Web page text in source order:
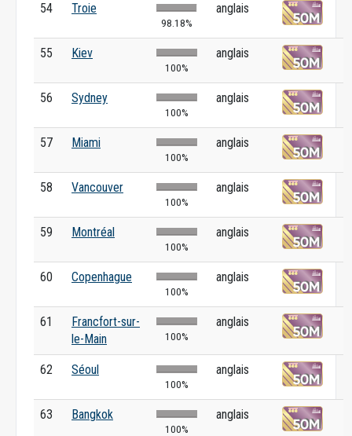
54 Troie
98.18%
anglais
55 Kiev
100%
anglais
56 Sydney
100%
anglais
57 Miami
100%
anglais
58 Vancouver
100%
anglais
59 Montréal
100%
anglais
60 Copenhague
100%
anglais
61
Francfort-sur-
le-Main
100%
anglais
62 Séoul
100%
anglais
63 Bangkok
100%
anglais